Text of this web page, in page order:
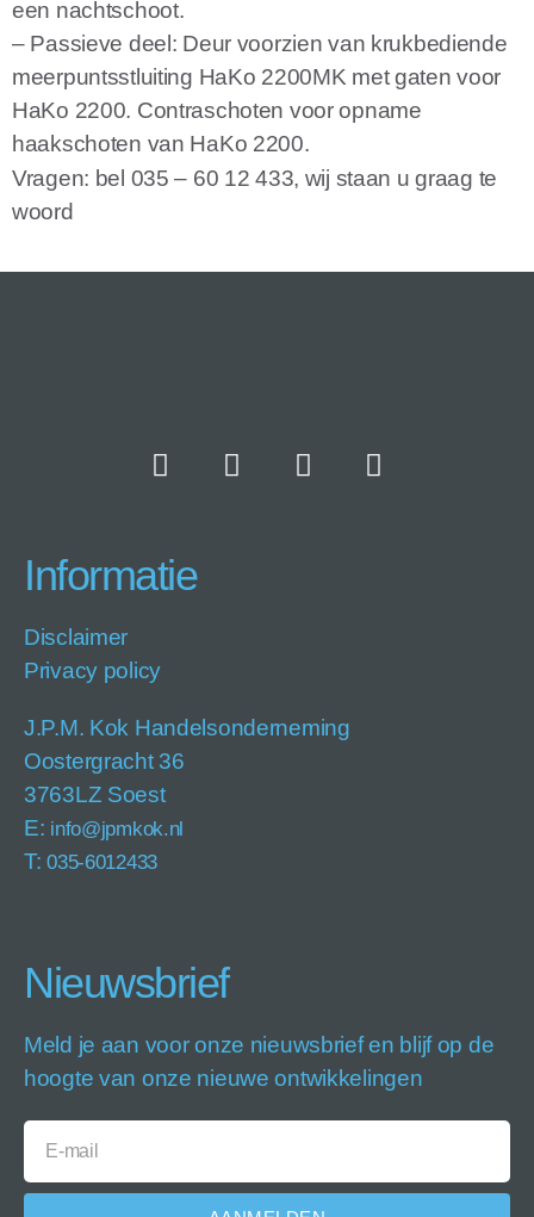
een nachtschoot.
– Passieve deel: Deur voorzien van krukbediende
meerpuntsstluiting HaKo 2200MK met gaten voor
HaKo 2200. Contraschoten voor opname
haakschoten van HaKo 2200.
Vragen: bel 035 – 60 12 433, wij staan u graag te
woord
Informatie
Disclaimer
Privacy policy
J.P.M. Kok Handelsonderneming
Oostergracht 36
3763LZ Soest
E: info@jpmkok.nl
T:035-6012433
Nieuwsbrief
Meld je aan voor onze nieuwsbrief en blijf op de
hoogte van onze nieuwe ontwikkelingen